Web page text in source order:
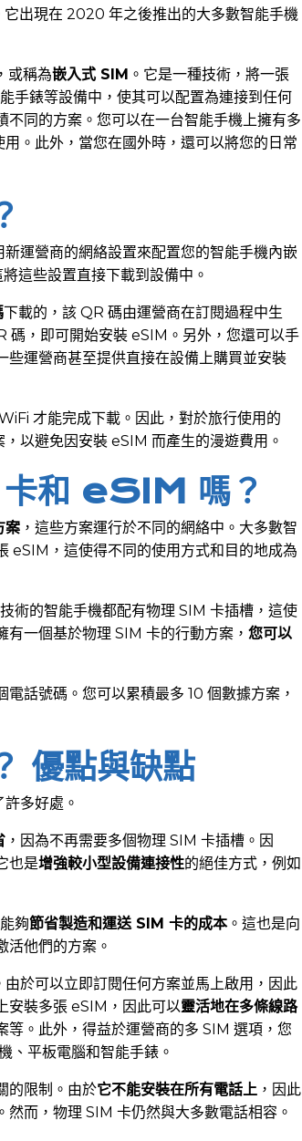
它出現在 2020 年之後推出的大多數智能手機
或稱為嵌入式 SIM 。它是一種技術，將一張
手錶等設備中，使其可以配置為連接到任何
不同的方案。您可以在一台智能手機上擁有多
。此外，當您在國外時，還可以將您的日常
運營商的網絡設置來配置您的智能手機內嵌
將這些設置直接下載到設備中。
下載的，該 QR 碼由運營商在訂閱過程中生
碼，即可開始安裝 eSIM。另外，您還可以手
些運營商甚至提供直接在設備上購買並安裝
才能完成下載。因此，對於旅行使用的
以避免因安裝 eSIM 而產生的漫遊費用。
和 eSIM 嗎？
案 ，這些方案運行於不同的網絡中。大多數智
eSIM，這使得不同的使用方式和目的地成為
術的智能手機都配有物理 SIM 卡插槽，這使
有一個基於物理 SIM 卡的行動方案，您可以
話號碼。您可以累積最多 10 個數據方案，
優點與缺點
多好處。
，因為不再需要多個物理 SIM 卡插槽。因
也是增強較小型設備連接性的絕佳方式，例如
夠節省製造和運送 SIM 卡的成本。這也是向
活他們的方案。
由於可以立即訂閱任何方案並馬上啟用，因此
安裝多張 eSIM，因此可以靈活地在多條線路
等。此外，得益於運營商的多 SIM 選項，您
、平板電腦和智能手錶。
的限制。由於它不能安裝在所有電話上 ，因此
而，物理 SIM 卡仍然與大多數電話相容。